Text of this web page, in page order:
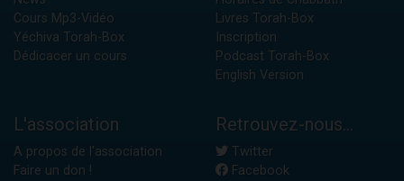
Cours Mp3-Vidéo
Yéchiva Torah-Box
Dédicacer un cours
Livres Torah-Box
Inscription
Podcast Torah-Box
English Version
L'association
A propos de l'association
Faire un don !
Retrouvez-nous...
Twitter
Facebook